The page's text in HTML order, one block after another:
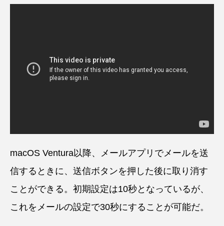
macOS Ventura以降、メールアプリでメールを送
信するときに、送信ボタンを押した後に取り消す
ことができる。初期設定は10秒となっているが、
これをメールの設定で30秒にすることが可能だ。